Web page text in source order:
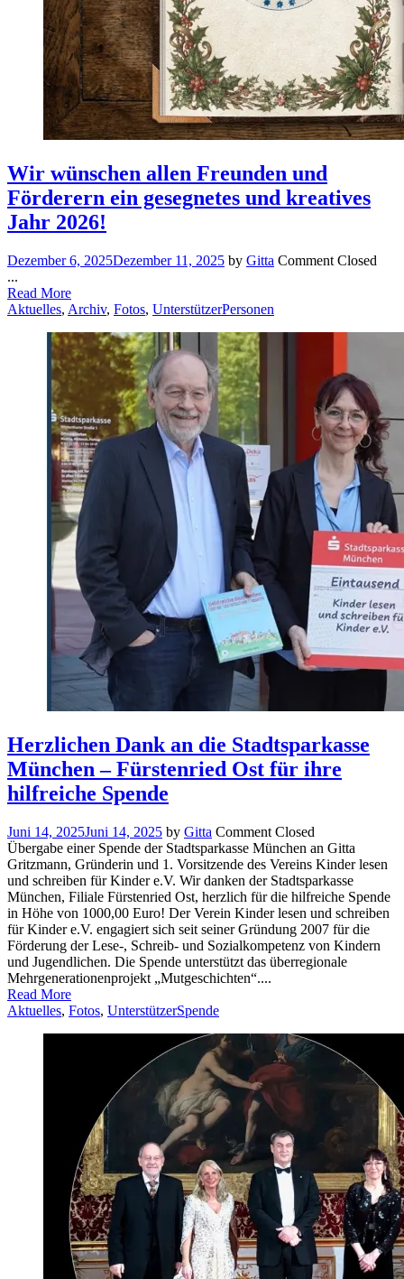
Wir wünschen allen Freunden und
Förderern ein gesegnetes und kreatives
Jahr 2026!
Dezember 6, 2025Dezember 11, 2025 by Gitta Comment Closed
...
Read More
Aktuelles, Archiv, Fotos, UnterstützerPersonen
Herzlichen Dank an die Stadtsparkasse
München – Fürstenried Ost für ihre
hilfreiche Spende
Juni 14, 2025Juni 14, 2025 by Gitta Comment Closed
Übergabe einer Spende der Stadtsparkasse München an Gitta
Gritzmann, Gründerin und 1. Vorsitzende des Vereins Kinder lesen
und schreiben für Kinder e.V. Wir danken der Stadtsparkasse
München, Filiale Fürstenried Ost, herzlich für die hilfreiche Spende
in Höhe von 1000,00 Euro! Der Verein Kinder lesen und schreiben
für Kinder e.V. engagiert sich seit seiner Gründung 2007 für die
Förderung der Lese-, Schreib- und Sozialkompetenz von Kindern
und Jugendlichen. Die Spende unterstützt das überregionale
Mehrgenerationenprojekt „Mutgeschichten“....
Read More
Aktuelles, Fotos, UnterstützerSpende